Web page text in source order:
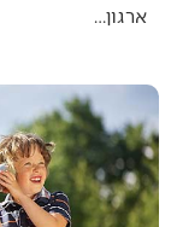
ארגון…